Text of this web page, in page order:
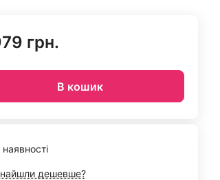
грн.
В кошик
наявності
дешевше?